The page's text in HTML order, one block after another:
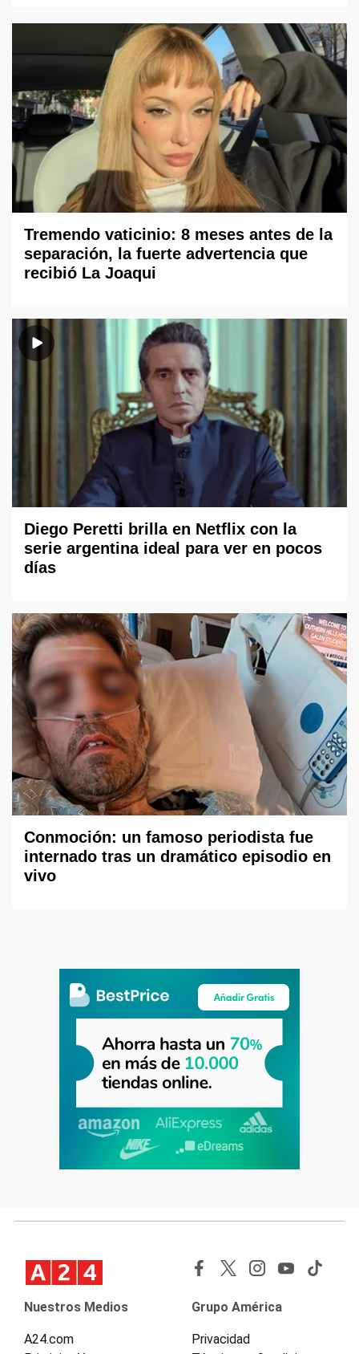
Tremendo vaticinio: 8 meses antes de la
separación, la fuerte advertencia que
recibió La Joaqui
Diego Peretti brilla en Netflix con la
serie argentina ideal para ver en pocos
días
Conmoción: un famoso periodista fue
internado tras un dramático episodio en
vivo
Nuestros Medios
A24.com
Grupo América
Privacidad